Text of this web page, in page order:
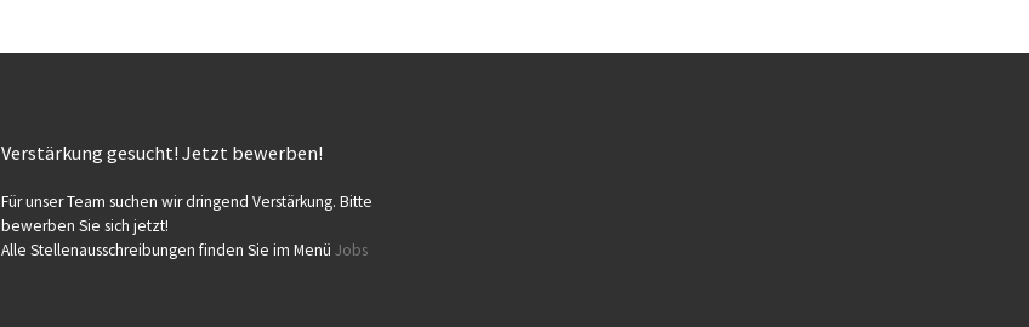
Verstärkung gesucht! Jetzt bewerben!
Für unser Team suchen wir dringend Verstärkung. Bitte
bewerben Sie sich jetzt!
Alle Stellenausschreibungen finden Sie im Menü Jobs